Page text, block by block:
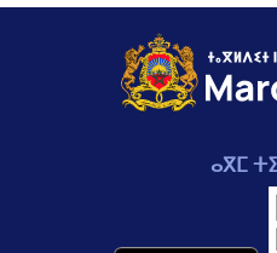
ⴰⴳⵎ